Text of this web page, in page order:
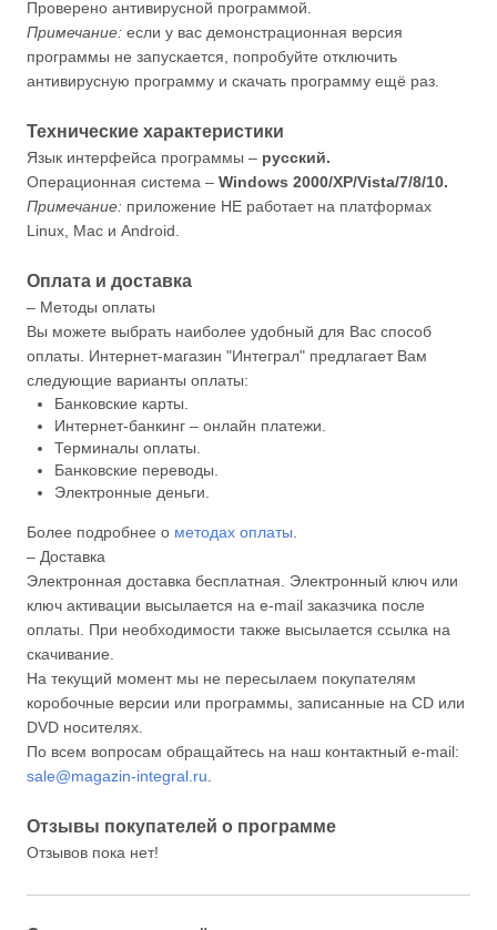
Проверено антивирусной программой.
Примечание: если у вас демонстрационная версия
программы не запускается, попробуйте отключить
антивирусную программу и скачать программу ещё раз.
Технические характеристики
Язык интерфейса программы – русский.
Операционная система – Windows 2000/XP/Vista/7/8/10.
Примечание: приложение НЕ работает на платформах
Linux, Mac и Android.
Оплата и доставка
– Методы оплаты
Вы можете выбрать наиболее удобный для Вас способ
оплаты. Интернет-магазин "Интеграл" предлагает Вам
следующие варианты оплаты:
Банковские карты.
Интернет-банкинг – онлайн платежи.
Терминалы оплаты.
Банковские переводы.
Электронные деньги.
Более подробнее о методах оплаты.
– Доставка
Электронная доставка бесплатная. Электронный ключ или
ключ активации высылается на e-mail заказчика после
оплаты. При необходимости также высылается ссылка на
скачивание.
На текущий момент мы не пересылаем покупателям
коробочные версии или программы, записанные на CD или
DVD носителях.
По всем вопросам обращайтесь на наш контактный e-mail:
sale@magazin-integral.ru.
Отзывы покупателей о программе
Отзывов пока нет!